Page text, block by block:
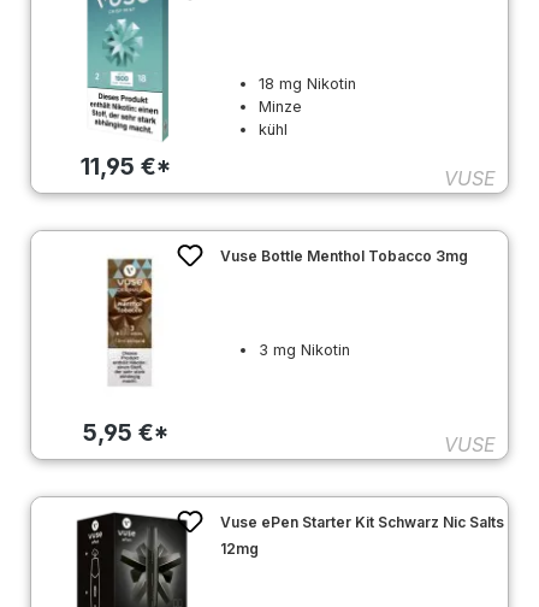
11,95 €*
18 mg Nikotin
Minze
kühl
VUSE
5,95 €*
Vuse Bottle Menthol Tobacco 3mg
3 mg Nikotin
VUSE
Vuse ePen Starter Kit Schwarz Nic Salts
12mg